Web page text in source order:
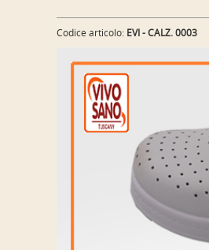
Codice articolo: EVI - CALZ. 0003